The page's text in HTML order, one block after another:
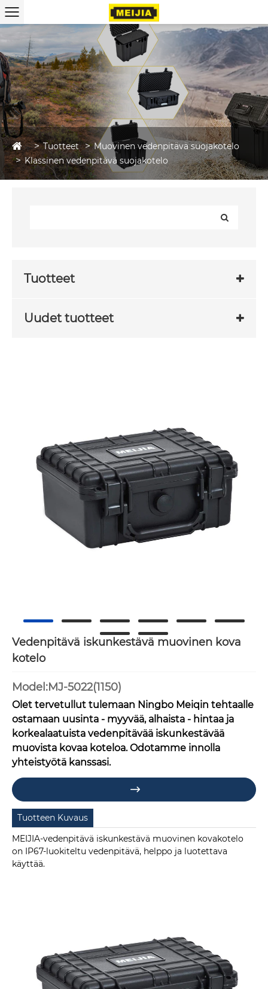
Tuotteet
Muovinen vedenpitävä suojakotelo
Klassinen vedenpitävä suojakotelo
Tuotteet
Uudet tuotteet
Vedenpitävä iskunkestävä muovinen kova
kotelo
Model:MJ-5022(1150)
Olet tervetullut tulemaan Ningbo Meiqin tehtaalle
ostamaan uusinta - myyvää, alhaista - hintaa ja
korkealaatuista vedenpitävää iskunkestävää
muovista kovaa koteloa. Odotamme innolla
yhteistyötä kanssasi.

Tuotteen Kuvaus
MEIJIA-vedenpitävä iskunkestävä muovinen kovakotelo
on IP67-luokiteltu vedenpitävä, helppo ja luotettava
käyttää.